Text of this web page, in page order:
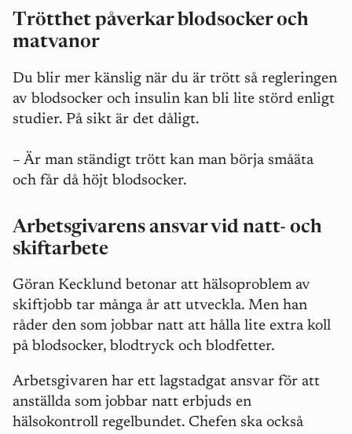
Trötthet påverkar blodsocker och
matvanor
Du blir mer känslig när du är trött så regleringen
av blodsocker och insulin kan bli lite störd enligt
studier. På sikt är det dåligt.
– Är man ständigt trött kan man börja småäta
och får då höjt blodsocker.
Arbetsgivarens ansvar vid natt- och
skiftarbete
Göran Kecklund betonar att hälsoproblem av
skiftjobb tar många år att utveckla. Men han
råder den som jobbar natt att hålla lite extra koll
på blodsocker, blodtryck och blodfetter.
Arbetsgivaren har ett lagstadgat ansvar för att
anställda som jobbar natt erbjuds en
hälsokontroll regelbundet. Chefen ska också